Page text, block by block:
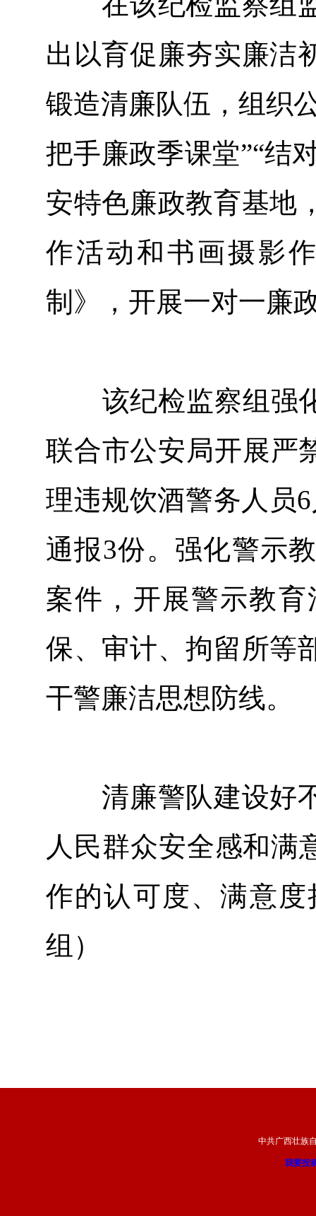
出以育促廉夯实廉洁
锻造清廉队伍，组织
把手廉政季课堂”“结
安特色廉政教育基地
作活动和书画摄影
制》，开展一对一廉
该纪检监察组强化
联合市公安局开展严
理违规饮酒警务人员
通报3份。强化警示
案件，开展警示教
保、审计、拘留所等
干警廉洁思想防线。
清廉警队建设好不
人民群众安全感和满
作的认可度、满意
组）
中共广西壮族
我要投